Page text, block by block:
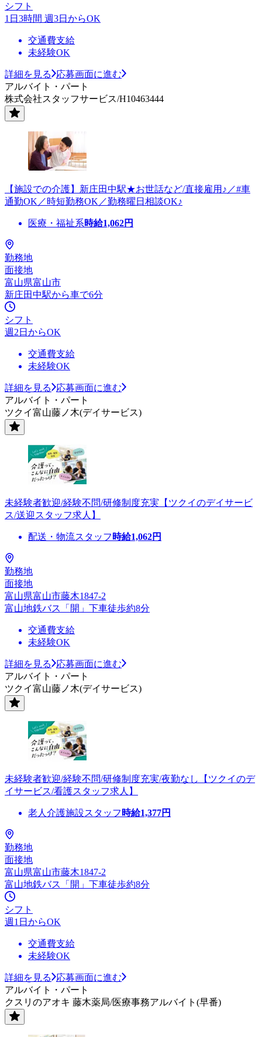
シフト
1日3時間 週3日からOK
交通費支給
未経験OK
詳細を見る
応募画面に進む
アルバイト・パート
株式会社スタッフサービス/H10463444
【施設での介護】新庄田中駅★お世話など/直接雇用♪／#車
通勤OK／時短勤務OK／勤務曜日相談OK♪
医療・福祉系時給1,062円
勤務地
面接地
富山県富山市
新庄田中駅から車で6分
シフト
週2日からOK
交通費支給
未経験OK
詳細を見る
応募画面に進む
アルバイト・パート
ツクイ富山藤ノ木(デイサービス)
未経験者歓迎/経験不問/研修制度充実【ツクイのデイサービ
ス/送迎スタッフ求人】
配送・物流スタッフ 時給1,062円
勤務地
面接地
富山県富山市藤木1847-2
富山地鉄バス「開」下車徒歩約8分
交通費支給
未経験OK
詳細を見る
応募画面に進む
アルバイト・パート
ツクイ富山藤ノ木(デイサービス)
未経験者歓迎/経験不問/研修制度充実/夜勤なし【ツクイのデ
イサービス/看護スタッフ求人】
老人介護施設スタッフ 時給1,377円
勤務地
面接地
富山県富山市藤木1847-2
富山地鉄バス「開」下車徒歩約8分
シフト
週1日からOK
交通費支給
未経験OK
詳細を見る
応募画面に進む
アルバイト・パート
クスリのアオキ 藤木薬局/医療事務アルバイト(早番)